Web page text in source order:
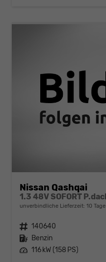
Nissan Qashqai
unverbindliche Lieferzeit: 10 Tage
Fahrzeugnr. 140640
Kraftstoff Benzin
Leistung 116 kW (158 PS)